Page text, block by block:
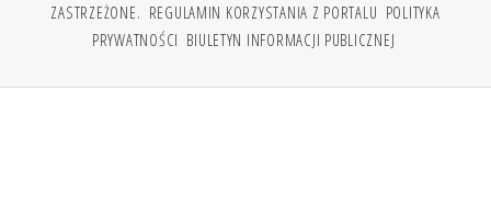
ZASTRZEŻONE. REGULAMIN KORZYSTANIA Z PORTALU POLITYKA
PRYWATNOŚCI BIULETYN INFORMACJI PUBLICZNEJ